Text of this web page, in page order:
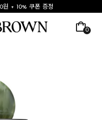
원 + 10% 쿠폰 증정
0